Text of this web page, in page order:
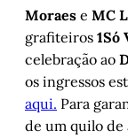
Moraes e MC
grafiteiros 1Só
celebração ao
os ingressos
aqui. Para
de um quilo de